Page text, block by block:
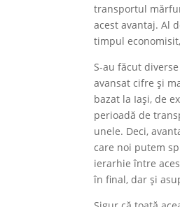
transportul
acest avantaj. Al
timpul
S-au făcut
avansat cifre și
bazat la Iași, de
perioadă de
unele. Deci,
care noi putem
ierarhie între
în final, dar și